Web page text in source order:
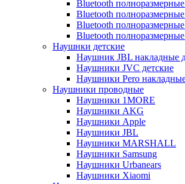
Bluetooth
Bluetooth
Bluetooth
Bluetooth
Наушнки детские
Наушник JBL накладные
Наушники JVC детские
Наушники Pero
Наушники проводные
Наушники 1MORE
Наушники AKG
Наушники Apple
Наушники JBL
Наушники MARSHALL
Наушники Samsung
Наушники Urbanears
Наушники Xiaomi